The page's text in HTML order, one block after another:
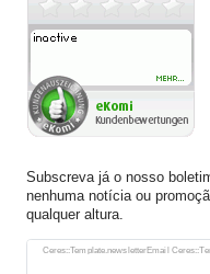
Subscreva já o nosso
nenhuma notícia ou
qualquer altura.
Ceres::Template.newsletterEmail